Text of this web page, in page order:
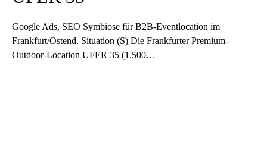
Google Ads, SEO Symbiose für B2B-Eventlocation im
Frankfurt/Ostend. Situation (S) Die Frankfurter Premium-
Outdoor-Location UFER 35 (1.500…